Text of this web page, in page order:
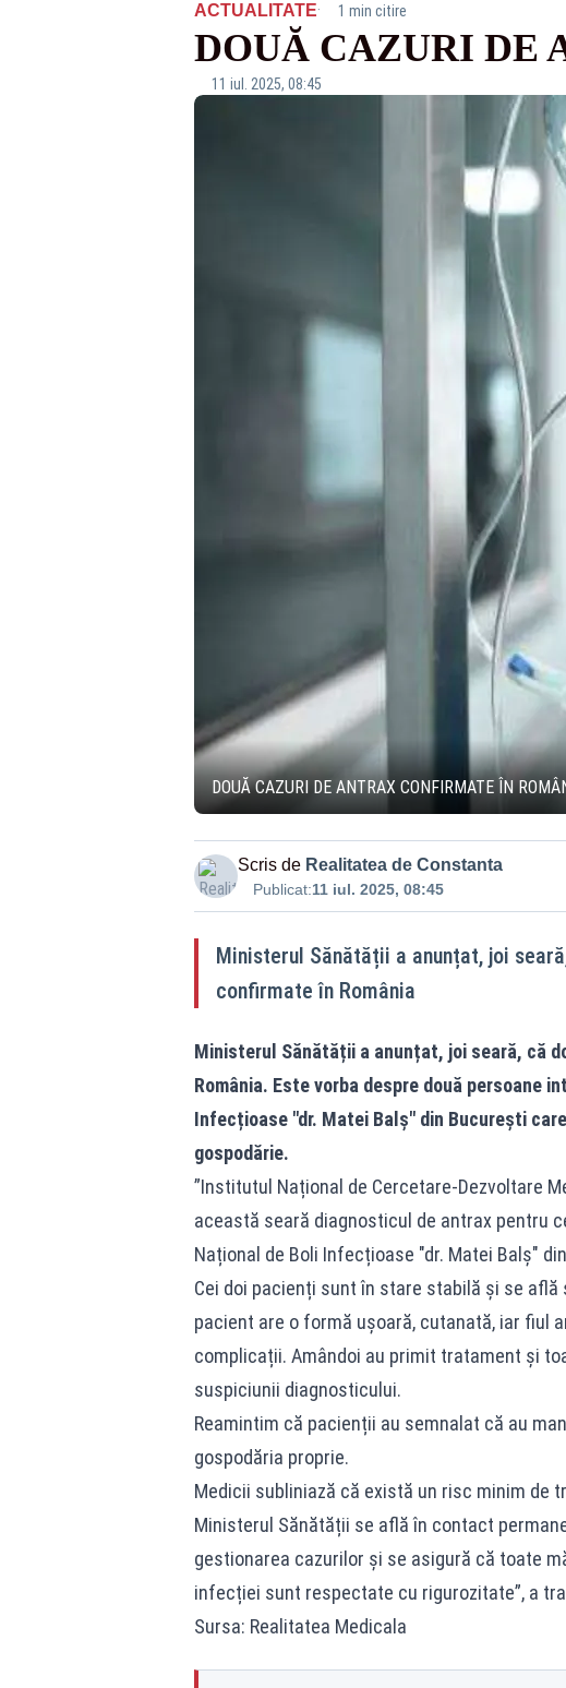
ACTUALITATE· 1 min citire
DOUĂ CAZURI DE
11 iul. 2025, 08:45
DOUĂ CAZURI DE ANTRAX CONFIRMATE ÎN
Scris de Realitatea de Constanta
Publicat:11 iul. 2025, 08:45
Ministerul Sănătății a anunțat, joi
confirmate în România
Ministerul Sănătății a anunțat, joi seară, că
România. Este vorba despre două persoane
Infecțioase "dr. Matei Balș" din București
gospodărie.
”Institutul Național de Cercetare-Dezvoltare
această seară diagnosticul de antrax pentru
Național de Boli Infecțioase "dr. Matei Balș"
Cei doi pacienți sunt în stare stabilă și se află
pacient are o formă ușoară, cutanată, iar fiul
complicații. Amândoi au primit tratament și
suspiciunii diagnosticului.
Reamintim că pacienții au semnalat că au
gospodăria proprie.
Medicii subliniază că există un risc minim de
Ministerul Sănătății se află în contact
gestionarea cazurilor și se asigură că toate
infecției sunt respectate cu rigurozitate”, a
Sursa: Realitatea Medicala